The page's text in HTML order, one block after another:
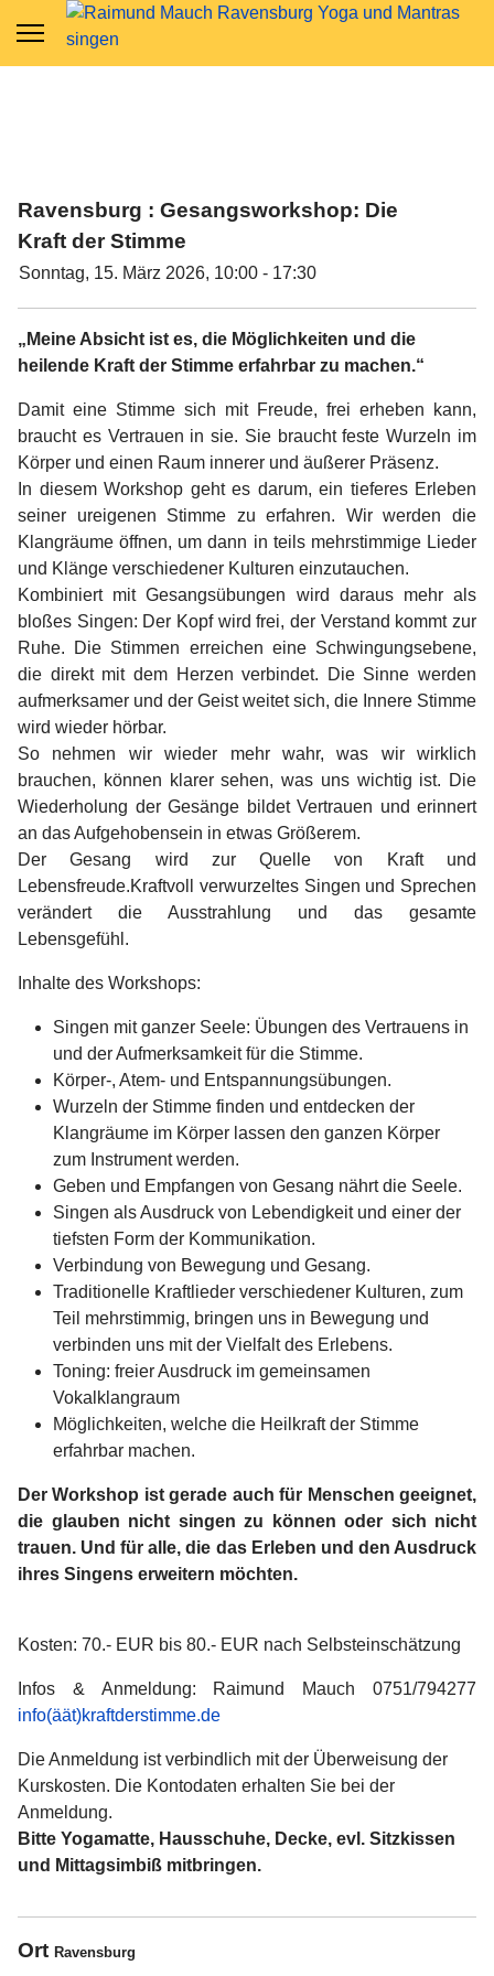
Ravensburg : Gesangsworkshop: Die
Kraft der Stimme
Sonntag, 15. März 2026, 10:00 - 17:30
„Meine Absicht ist es, die Möglichkeiten und die
heilende Kraft der Stimme erfahrbar zu machen.“
Damit eine Stimme sich mit Freude, frei erheben kann,
braucht es Vertrauen in sie. Sie braucht feste Wurzeln im
Körper und einen Raum innerer und äußerer Präsenz.
In diesem Workshop geht es darum, ein tieferes Erleben
seiner ureigenen Stimme zu erfahren. Wir werden die
Klangräume öffnen, um dann in teils mehrstimmige Lieder
und Klänge verschiedener Kulturen einzutauchen.
Kombiniert mit Gesangsübungen wird daraus mehr als
bloßes Singen: Der Kopf wird frei, der Verstand kommt zur
Ruhe. Die Stimmen erreichen eine Schwingungsebene,
die direkt mit dem Herzen verbindet. Die Sinne werden
aufmerksamer und der Geist weitet sich, die Innere Stimme
wird wieder hörbar.
So nehmen wir wieder mehr wahr, was wir wirklich
brauchen, können klarer sehen, was uns wichtig ist. Die
Wiederholung der Gesänge bildet Vertrauen und erinnert
an das Aufgehobensein in etwas Größerem.
Der Gesang wird zur Quelle von Kraft und
Lebensfreude.Kraftvoll verwurzeltes Singen und Sprechen
verändert die Ausstrahlung und das gesamte
Lebensgefühl.
Inhalte des Workshops:
Singen mit ganzer Seele: Übungen des Vertrauens in
und der Aufmerksamkeit für die Stimme.
Körper-, Atem- und Entspannungsübungen.
Wurzeln der Stimme finden und entdecken der
Klangräume im Körper lassen den ganzen Körper
zum Instrument werden.
Geben und Empfangen von Gesang nährt die Seele.
Singen als Ausdruck von Lebendigkeit und einer der
tiefsten Form der Kommunikation.
Verbindung von Bewegung und Gesang.
Traditionelle Kraftlieder verschiedener Kulturen, zum
Teil mehrstimmig, bringen uns in Bewegung und
verbinden uns mit der Vielfalt des Erlebens.
Toning: freier Ausdruck im gemeinsamen
Vokalklangraum
Möglichkeiten, welche die Heilkraft der Stimme
erfahrbar machen.
Der Workshop ist gerade auch für Menschen geeignet,
die glauben nicht singen zu können oder sich nicht
trauen. Und für alle, die das Erleben und den Ausdruck
ihres Singens erweitern möchten.
Kosten: 70.- EUR bis 80.- EUR nach Selbsteinschätzung
Infos & Anmeldung: Raimund Mauch 0751/794277
info(äät)kraftderstimme.de
Die Anmeldung ist verbindlich mit der Überweisung der
Kurskosten. Die Kontodaten erhalten Sie bei der
Anmeldung.
Bitte Yogamatte, Hausschuhe, Decke, evl. Sitzkissen
und Mittagsimbiß mitbringen.
Ort Ravensburg